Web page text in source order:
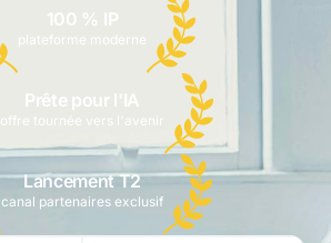
100 % IP
plateforme moderne
Prête pour l'IA
offre tournée vers l'avenir
Lancement T2
canal partenaires exclusif